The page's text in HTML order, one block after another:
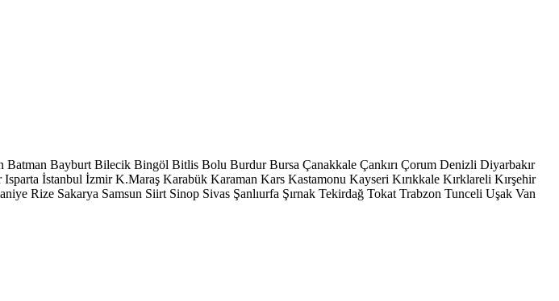
Batman Bayburt Bilecik Bingöl Bitlis Bolu Burdur Bursa Çanakkale Çankırı Çorum Denizli Diyarbakır
Isparta İstanbul İzmir K.Maraş Karabük Karaman Kars Kastamonu Kayseri Kırıkkale Kırklareli Kırşehir
Rize Sakarya Samsun Siirt Sinop Sivas Şanlıurfa Şırnak Tekirdağ Tokat Trabzon Tunceli Uşak Van